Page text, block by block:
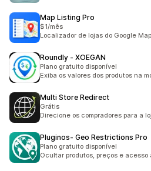
Map Listing Pro
$1/mês
Localizador de lojas do Google
Roundly ‑ XOEGAN
Plano gratuito disponível
Exiba os valores dos produtos na
Multi Store Redirect
Grátis
Direcione os compradores para a
Pluginos‑ Geo Restrictions Pro
Plano gratuito disponível
Ocultar produtos, preços e acesso